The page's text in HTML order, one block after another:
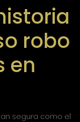
robo
en
segura como el